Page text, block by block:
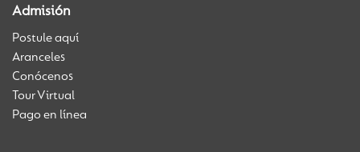
Admisión
Postule aquí
Aranceles
Conócenos
Tour Virtual
Pago en línea